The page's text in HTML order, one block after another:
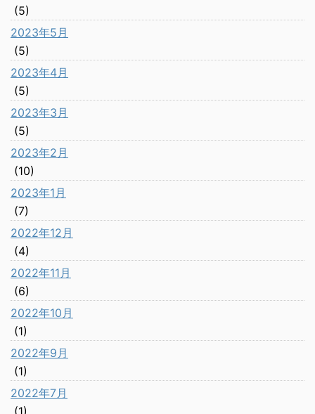
(5)
2023年5月
(5)
2023年4月
(5)
2023年3月
(5)
2023年2月
(10)
2023年1月
(7)
2022年12月
(4)
2022年11月
(6)
2022年10月
(1)
2022年9月
(1)
2022年7月
(1)